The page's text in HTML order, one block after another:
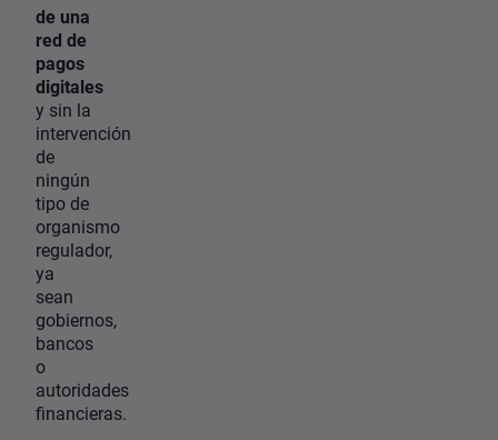
de una
red de
pagos
digitales
y sin la
intervención
de
ningún
tipo de
organismo
regulador,
ya
sean
gobiernos,
bancos
o
autoridades
financieras.